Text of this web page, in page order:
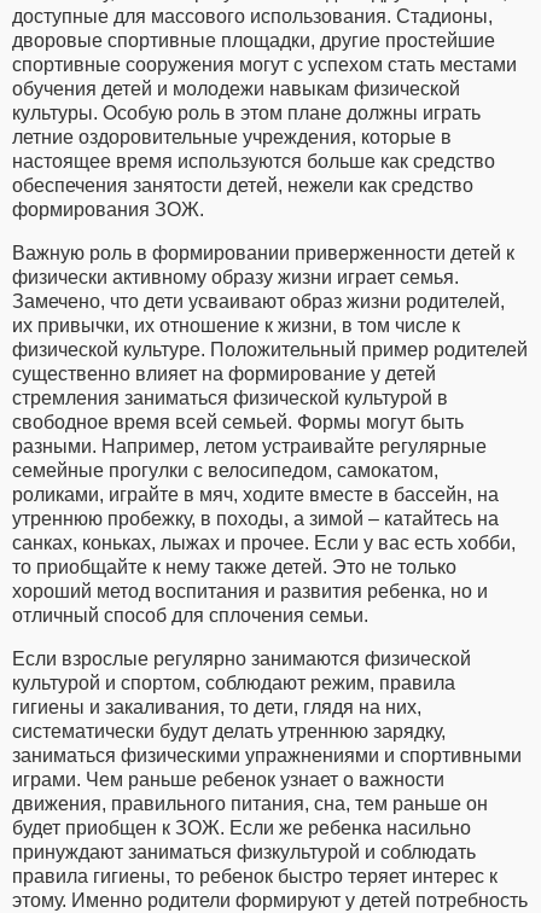
доступные для массового использования. Стадионы,
дворовые спортивные площадки, другие простейшие
спортивные сооружения могут с успехом стать местами
обучения детей и молодежи навыкам физической
культуры. Особую роль в этом плане должны играть
летние оздоровительные учреждения, которые в
настоящее время используются больше как средство
обеспечения занятости детей, нежели как средство
формирования ЗОЖ.
Важную роль в формировании приверженности детей к
физически активному образу жизни играет семья.
Замечено, что дети усваивают образ жизни родителей,
их привычки, их отношение к жизни, в том числе к
физической культуре. Положительный пример родителей
существенно влияет на формирование у детей
стремления заниматься физической культурой в
свободное время всей семьей. Формы могут быть
разными. Например, летом устраивайте регулярные
семейные прогулки с велосипедом, самокатом,
роликами, играйте в мяч, ходите вместе в бассейн, на
утреннюю пробежку, в походы, а зимой – катайтесь на
санках, коньках, лыжах и прочее. Если у вас есть хобби,
то приобщайте к нему также детей. Это не только
хороший метод воспитания и развития ребенка, но и
отличный способ для сплочения семьи.
Если взрослые регулярно занимаются физической
культурой и спортом, соблюдают режим, правила
гигиены и закаливания, то дети, глядя на них,
систематически будут делать утреннюю зарядку,
заниматься физическими упражнениями и спортивными
играми. Чем раньше ребенок узнает о важности
движения, правильного питания, сна, тем раньше он
будет приобщен к ЗОЖ. Если же ребенка насильно
принуждают заниматься физкультурой и соблюдать
правила гигиены, то ребенок быстро теряет интерес к
этому. Именно родители формируют у детей потребность